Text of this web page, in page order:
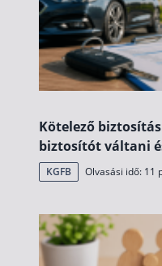
Kötelező
biztosítót váltani
KGFB Olvasási idő: 11